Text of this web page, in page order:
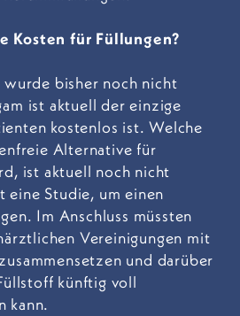
Kosten für Füllungen?
wurde bisher noch nicht
ist aktuell der einzige
kostenlos ist. Welche
Alternative für
ist aktuell noch nicht
Studie, um einen
Im Anschluss müssten
Vereinigungen mit
und darüber
künftig voll
kann.